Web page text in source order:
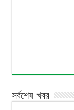
সর্বশেষ খবর